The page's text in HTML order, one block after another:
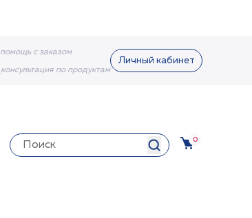
помощь с заказом
консультация по продуктам
Личный кабинет
0